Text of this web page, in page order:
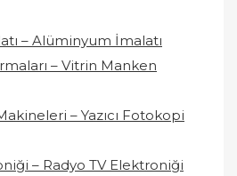
– Alüminyum İmalatı
– Vitrin Manken
– Yazıcı Fotokopi
– Radyo TV Elektroniği